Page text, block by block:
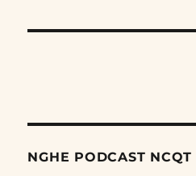
NGHE PODCAST NCQT